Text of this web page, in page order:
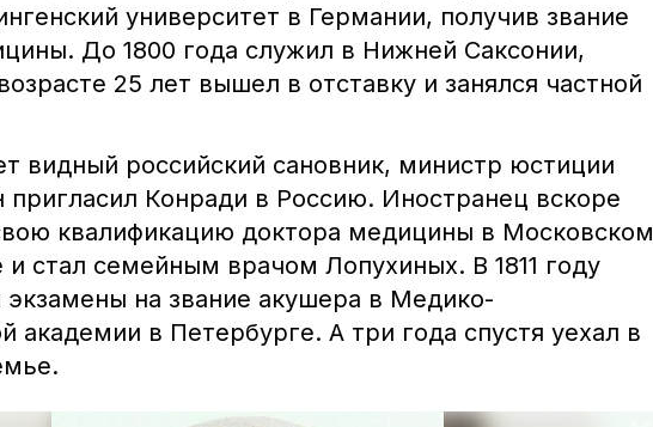
университет в Германии, получив звание
До 1800 года служил в Нижней Саксонии,
25 лет вышел в отставку и занялся частной
видный российский сановник, министр юстиции
пригласил Конради в Россию. Иностранец вскоре
квалификацию доктора медицины в Московском
и стал семейным врачом Лопухиных. В 1811 году
экзамены на звание акушера в Медико-
академии в Петербурге. А три года спустя уехал в